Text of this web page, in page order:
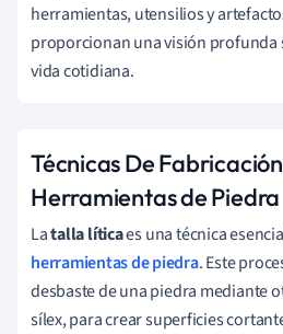
herramientas, utensilios y
proporcionan una visión profunda
vida cotidiana.
Técnicas De
Herramientas de Piedra
Latalla líticaes una técnica
herramientas de piedra. Este
desbaste de una piedra mediante
sílex, para crear superficies